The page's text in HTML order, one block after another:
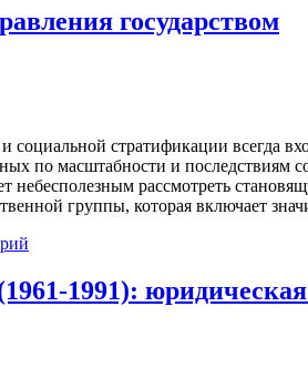
государством
социальной стратификации всегда
по масштабности и
небесполезным рассмотреть
группы, которая включает
1991):